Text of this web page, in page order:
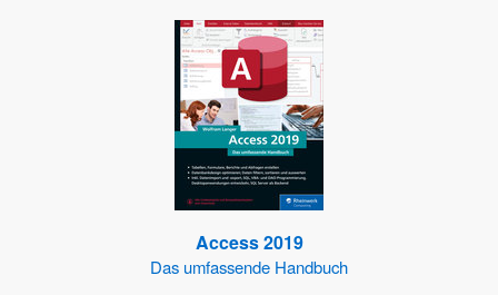
Access 2019
Das umfassende Handbuch